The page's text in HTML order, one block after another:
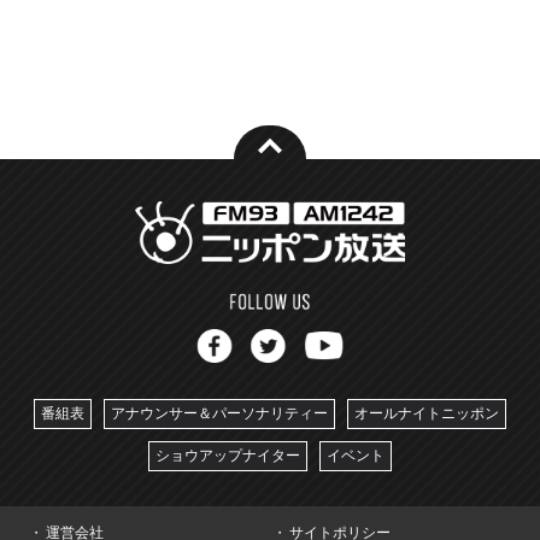
番組表 アナウンサー＆パーソナリティー オールナイトニッポン
ショウアップナイター イベント
運営会社 サイトポリシー